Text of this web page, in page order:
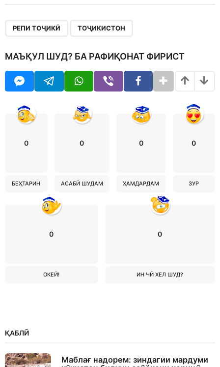
РЕПИ ТОҶИКӢ ТОҶИКИСТОН
МАЪҚУЛ ШУД? БА РАФИҚОНАТ ФИРИСТ
0
БЕҲТАРИН
0
АСАБӢ ШУДАМ
0
ҲАМДАРДАМ
0
ЗУР
0
ОКЕЙ!
0
ИН ЧӢ ХЕЛ ШУД?
ҚАБЛӢ
Маблағ надорем: зиндагии мардуми